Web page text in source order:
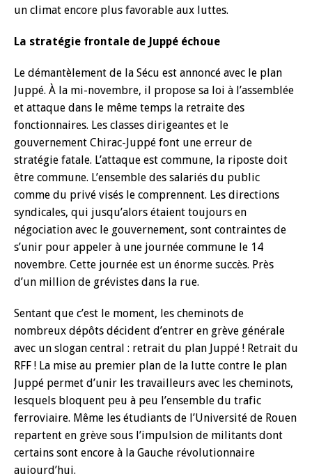
un climat encore plus favorable aux luttes.
La stratégie frontale de Juppé échoue
Le démantèlement de la Sécu est annoncé avec le plan
Juppé. À la mi-novembre, il propose sa loi à l’assemblée
et attaque dans le même temps la retraite des
fonctionnaires. Les classes dirigeantes et le
gouvernement Chirac-Juppé font une erreur de
stratégie fatale. L’attaque est commune, la riposte doit
être commune. L’ensemble des salariés du public
comme du privé visés le comprennent. Les directions
syndicales, qui jusqu’alors étaient toujours en
négociation avec le gouvernement, sont contraintes de
s’unir pour appeler à une journée commune le 14
novembre. Cette journée est un énorme succès. Près
d’un million de grévistes dans la rue.
Sentant que c’est le moment, les cheminots de
nombreux dépôts décident d’entrer en grève générale
avec un slogan central : retrait du plan Juppé ! Retrait du
RFF ! La mise au premier plan de la lutte contre le plan
Juppé permet d’unir les travailleurs avec les cheminots,
lesquels bloquent peu à peu l’ensemble du trafic
ferroviaire. Même les étudiants de l’Université de Rouen
repartent en grève sous l’impulsion de militants dont
certains sont encore à la Gauche révolutionnaire
aujourd’hui.